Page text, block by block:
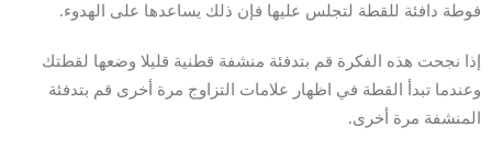
فوطة دافئة للقطة لتجلس عليها فإن ذلك يساعدها على الهدوء.
إذا نجحت هذه الفكرة قم بتدفئة منشفة قطنية قليلا وضعها لقطتك
وعندما تبدأ القطة في اظهار علامات التزاوج مرة أخرى قم بتدفئة
المنشفة مرة أخرى.